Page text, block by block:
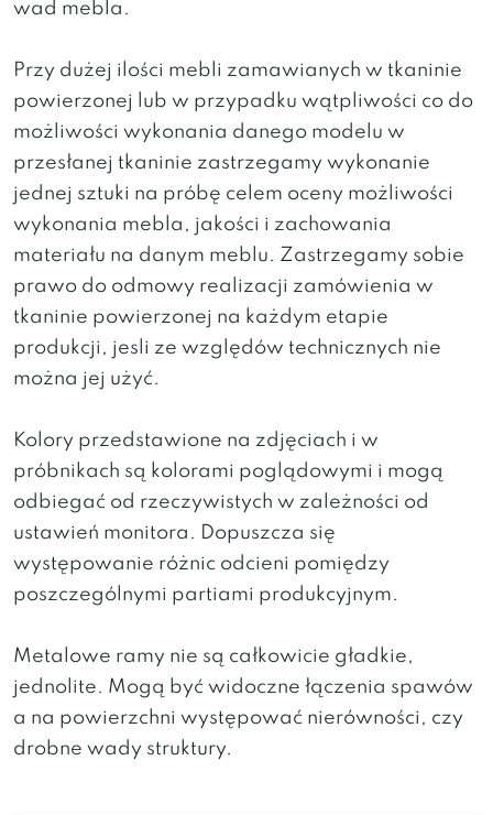
wad mebla.
Przy dużej ilości mebli zamawianych w tkaninie
powierzonej lub w przypadku wątpliwości co do
możliwości wykonania danego modelu w
przesłanej tkaninie zastrzegamy wykonanie
jednej sztuki na próbę celem oceny możliwości
wykonania mebla, jakości i zachowania
materiału na danym meblu. Zastrzegamy sobie
prawo do odmowy realizacji zamówienia w
tkaninie powierzonej na każdym etapie
produkcji, jesli ze względów technicznych nie
można jej użyć.
Kolory przedstawione na zdjęciach i w
próbnikach są kolorami poglądowymi i mogą
odbiegać od rzeczywistych w zależności od
ustawień monitora. Dopuszcza się
występowanie różnic odcieni pomiędzy
poszczególnymi partiami produkcyjnym.
Metalowe ramy nie są całkowicie gładkie,
jednolite. Mogą być widoczne łączenia spawów
a na powierzchni występować nierówności, czy
drobne wady struktury.